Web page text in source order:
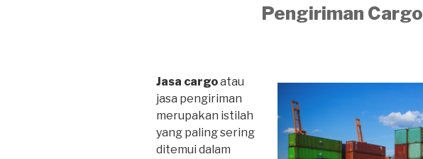
Pengiriman Cargo
Jasa cargoatau
jasa pengiriman
merupakan istilah
yang paling sering
ditemui dalam